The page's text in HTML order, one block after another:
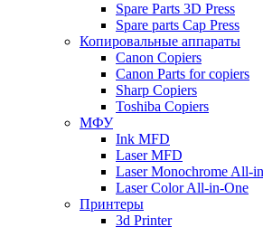
Spare Parts 3D Press
Spare parts Cap Press
Копировальные аппараты
Canon Copiers
Canon Parts for copiers
Sharp Copiers
Toshiba Copiers
МФУ
Ink MFD
Laser MFD
Laser Monochrome All-
Laser Color All-in-One
Принтеры
3d Printer